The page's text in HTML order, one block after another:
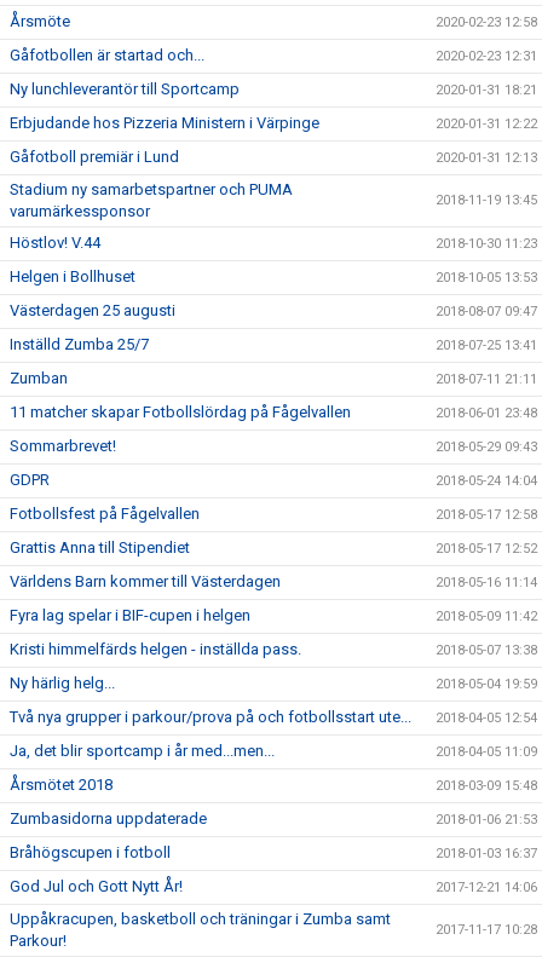
Årsmöte 2020-02-23 12:58
Gåfotbollen är startad och... 2020-02-23 12:31
Ny lunchleverantör till Sportcamp 2020-01-31 18:21
Erbjudande hos Pizzeria Ministern i Värpinge 2020-01-31 12:22
Gåfotboll premiär i Lund 2020-01-31 12:13
Stadium ny samarbetspartner och PUMA
varumärkessponsor
2018-11-19 13:45
Höstlov! V.44 2018-10-30 11:23
Helgen i Bollhuset 2018-10-05 13:53
Västerdagen 25 augusti 2018-08-07 09:47
Inställd Zumba 25/7 2018-07-25 13:41
Zumban 2018-07-11 21:11
11 matcher skapar Fotbollslördag på Fågelvallen 2018-06-01 23:48
Sommarbrevet! 2018-05-29 09:43
GDPR 2018-05-24 14:04
Fotbollsfest på Fågelvallen 2018-05-17 12:58
Grattis Anna till Stipendiet 2018-05-17 12:52
Världens Barn kommer till Västerdagen 2018-05-16 11:14
Fyra lag spelar i BIF-cupen i helgen 2018-05-09 11:42
Kristi himmelfärds helgen - inställda pass. 2018-05-07 13:38
Ny härlig helg... 2018-05-04 19:59
Två nya grupper i parkour/prova på och fotbollsstart ute... 2018-04-05 12:54
Ja, det blir sportcamp i år med...men... 2018-04-05 11:09
Årsmötet 2018 2018-03-09 15:48
Zumbasidorna uppdaterade 2018-01-06 21:53
Bråhögscupen i fotboll 2018-01-03 16:37
God Jul och Gott Nytt År! 2017-12-21 14:06
Uppåkracupen, basketboll och träningar i Zumba samt
Parkour!
2017-11-17 10:28